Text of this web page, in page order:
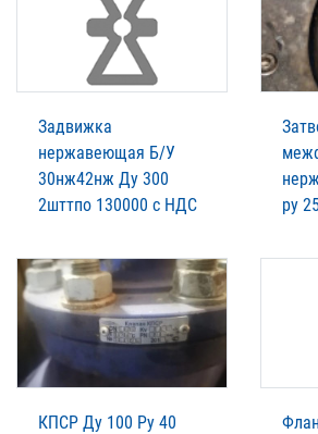
Задвижка
нержавеющая Б/У
30нж42нж Ду 300
2шттпо 130000 с НДС
ру
КПСР Ду 100 Ру 40